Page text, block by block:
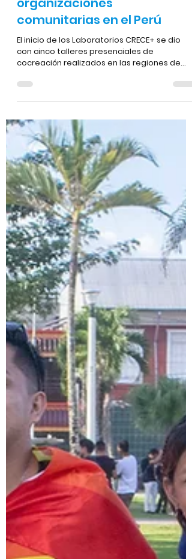
ONUSIDA y Más Igualdad
CRECE+ para fortalecer a
organizaciones
comunitarias en el Perú
El inicio de los Laboratorios CRECE+ se dio
cocreación realizados en las regiones de
Callao, Tumbes, Lima Norte, Lima Este y Lima
Centro.